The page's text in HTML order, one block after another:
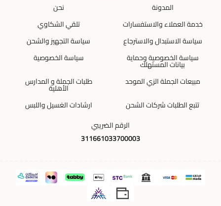
المدونة
نحن
خدمة العملاء والاستفسارات
تلقي الشكاوي
سياسة الاستبدال والاسترجاع
سياسة التجهيز والشحن
سياسة الخصوصية وحماية
بيانات المستهلك
سياسة الخصوصية
مبيعات الجملة الزي الموحد
طلبات الجملة و المدارس
الأهلية
تتبع الطلبات شركات الشحن
ارشادات الغسيل واللبس
الرقم الضريبي
311661033700003